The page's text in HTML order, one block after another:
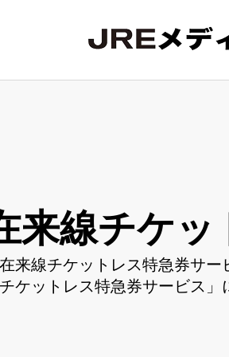
来線チケッ
来線チケットレス特急券サ
ケットレス特急券サービス」